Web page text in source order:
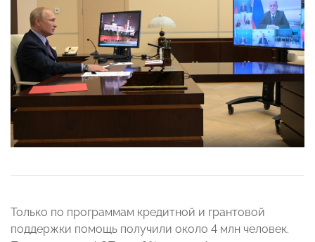
Только по программам кредитной и грантовой
поддержки помощь получили около 4 млн человек.